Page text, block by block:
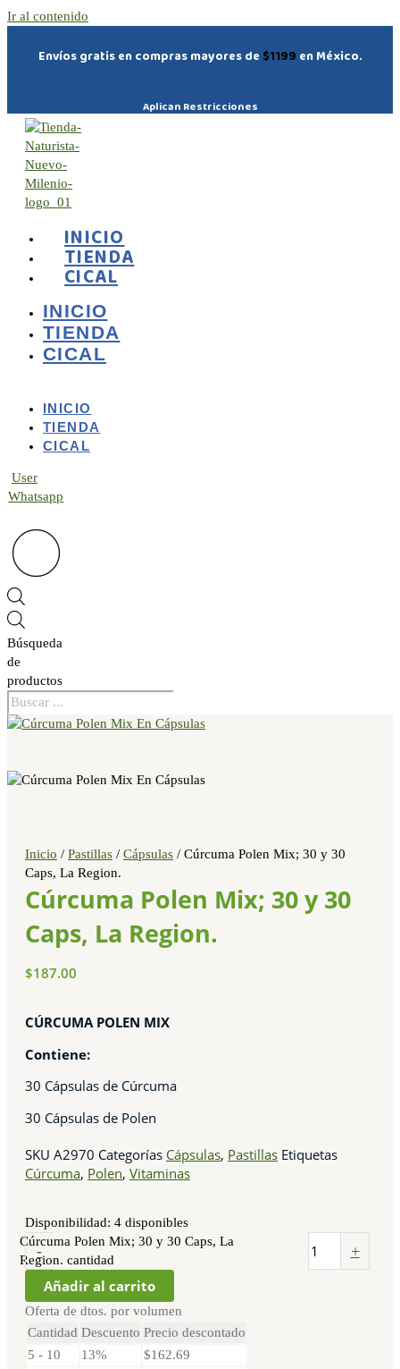
Ir al contenido
Envíos gratis en compras mayores de $1199 en México.
Aplican Restricciones
INICIO
TIENDA
CICAL
INICIO
TIENDA
CICAL
INICIO
TIENDA
CICAL
User
Whatsapp
Búsqueda
de
productos
Inicio / Pastillas / Cápsulas / Cúrcuma Polen Mix; 30 y 30
Caps, La Region.
Cúrcuma Polen Mix; 30 y 30
Caps, La Region.
$187.00
CÚRCUMA POLEN MIX
Contiene:
30 Cápsulas de Cúrcuma
30 Cápsulas de Polen
SKU A2970 Categorías Cápsulas, Pastillas Etiquetas
Cúrcuma, Polen, Vitaminas
Disponibilidad: 4 disponibles
-
Cúrcuma Polen Mix; 30 y 30 Caps, La
Region. cantidad
+
Añadir al carrito
Oferta de dtos. por volumen
Cantidad Descuento Precio descontado
5 - 10
13% $162.69